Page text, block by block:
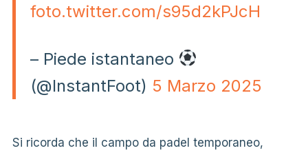
foto.twitter.com/s95d2kPJcH
– Piede istantaneo
(@lnstantFoot) 5 Marzo 2025
Si ricorda che il campo da padel temporaneo,